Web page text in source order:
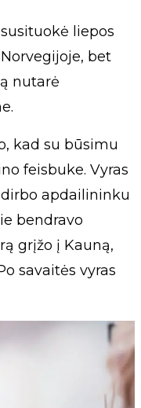
liepos
bet
nutarė
kad su būsimu
feisbuke. Vyras
apdailininku
bendravo
grįžo į Kauną,
savaitės vyras